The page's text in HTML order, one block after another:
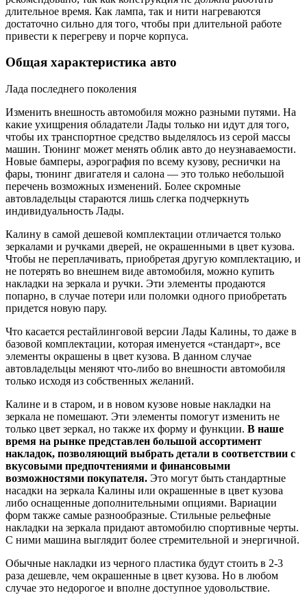
длительное время. Как лампа, так и нити нагреваются
достаточно сильно для того, чтобы при длительной работе
привести к перегреву и порче корпуса.
Общая характеристика авто
Лада последнего поколения
Изменить внешность автомобиля можно разными путями. На
какие ухищрения обладатели Лады только ни идут для того,
чтобы их транспортное средство выделялось из серой массы
машин. Тюнинг может менять облик авто до неузнаваемости.
Новые бамперы, аэрография по всему кузову, реснички на
фары, тюнинг двигателя и салона — это только небольшой
перечень возможных изменений. Более скромные
автовладельцы стараются лишь слегка подчеркнуть
индивидуальность Лады.
Калину в самой дешевой комплектации отличается только
зеркалами и ручками дверей, не окрашенными в цвет кузова.
Чтобы не переплачивать, приобретая другую комплектацию, и
не потерять во внешнем виде автомобиля, можно купить
накладки на зеркала и ручки. Эти элементы продаются
попарно, в случае потери или поломки одного приобретать
придется новую пару.
Что касается рестайлинговой версии Лады Калины, то даже в
базовой комплектации, которая именуется «стандарт», все
элементы окрашены в цвет кузова. В данном случае
автовладельцы меняют что-либо во внешности автомобиля
только исходя из собственных желаний.
Калине и в старом, и в новом кузове новые накладки на
зеркала не помешают. Эти элементы помогут изменить не
только цвет зеркал, но также их форму и функции. В наше
время на рынке представлен большой ассортимент
накладок, позволяющий выбрать детали в соответствии с
вкусовыми предпочтениями и финансовыми
возможностями покупателя. Это могут быть стандартные
насадки на зеркала Калины или окрашенные в цвет кузова
либо оснащенные дополнительными опциями. Вариации
форм также самые разнообразные. Стильные рельефные
накладки на зеркала придают автомобилю спортивные черты.
С ними машина выглядит более стремительной и энергичной.
Обычные накладки из черного пластика будут стоить в 2-3
раза дешевле, чем окрашенные в цвет кузова. Но в любом
случае это недорогое и вполне доступное удовольствие.